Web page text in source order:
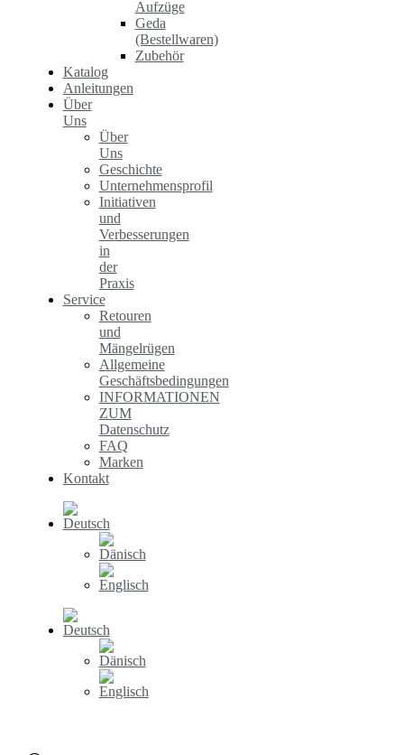
Aufzüge
Geda
(Bestellwaren)
Zubehör
Katalog
Anleitungen
Über
Uns
Über
Uns
Geschichte
Unternehmensprofil
Initiativen
und
Verbesserungen
in
der
Praxis
Service
Retouren
und
Mängelrügen
Allgemeine
Geschäftsbedingungen
INFORMATIONEN
ZUM
Datenschutz
FAQ
Marken
Kontakt